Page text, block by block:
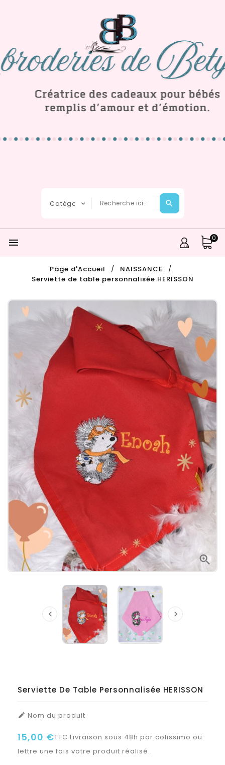
 0
Page d'Accueil
NAISSANCE
Serviette de table personnalisée HERISSON

 
Serviette De Table Personnalisée HERISSON
 Nom du produit
15,00 €TTC Livraison sous 48h par colissimo ou
lettre une fois votre produit réalisé.